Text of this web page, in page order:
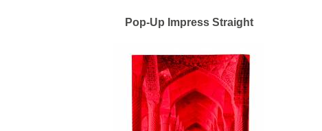
Pop-Up Impress Straight